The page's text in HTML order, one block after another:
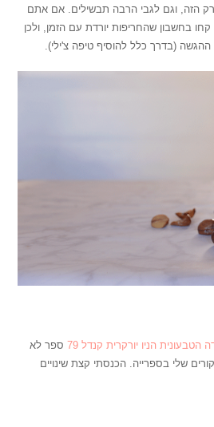
הזה, וגם לגבי הרבה תבשילים. אם אתם
בחשבון שהחריפות יורדת עם הזמן, ולכן
ההגשה (בדרך כלל להוסיף טיפה צ'ילי).
הניו יורקרית קנדל 79
ספר לא
שלי בספרייה. הכנסתי קצת שינויים